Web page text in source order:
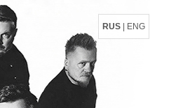
RUS ENG